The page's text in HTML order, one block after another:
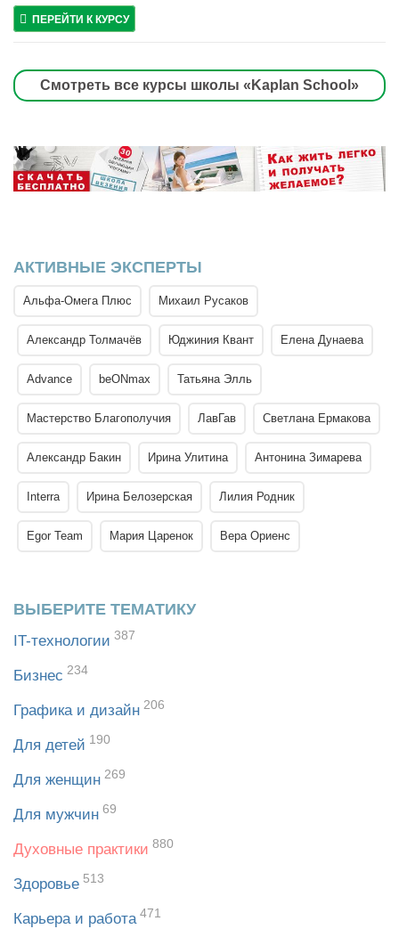
ПЕРЕЙТИ К КУРСУ
Смотреть все курсы школы «Kaplan School»
АКТИВНЫЕ ЭКСПЕРТЫ
Альфа-Омега Плюс Михаил Русаков
Александр Толмачёв Юджиния Квант Елена Дунаева
Advance beONmax Татьяна Элль
Мастерство Благополучия ЛавГав Светлана Ермакова
Александр Бакин Ирина Улитина Антонина Зимарева
Interra Ирина Белозерская Лилия Родник
Egor Team Мария Царенок Вера Ориенс
ВЫБЕРИТЕ ТЕМАТИКУ
IT-технологии 387
Бизнес 234
Графика и дизайн 206
Для детей 190
Для женщин 269
Для мужчин 69
Духовные практики 880
Здоровье 513
Карьера и работа 471